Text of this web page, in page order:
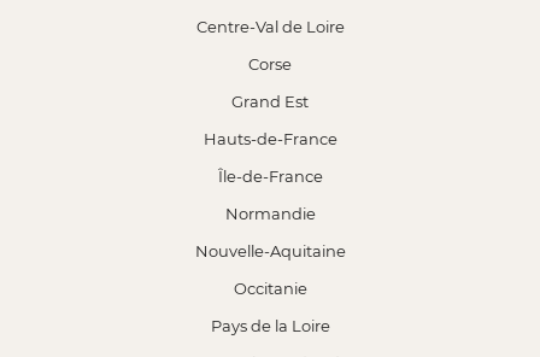
Centre-Val de Loire
Corse
Grand Est
Hauts-de-France
Île-de-France
Normandie
Nouvelle-Aquitaine
Occitanie
Pays de la Loire